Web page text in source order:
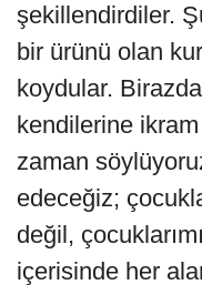
şekillendirdiler.
bir ürünü olan
koydular.
kendilerine
zaman
edeceğiz;
değil,
içerisinde her